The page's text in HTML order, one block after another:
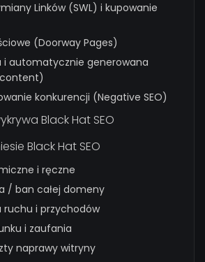
Linków (SWL) i kupowanie
(Doorway Pages)
i automatycznie generowana
konkurencji (Negative SEO)
Black Hat SEO
Black Hat SEO
i ręczne
/ ban całej domeny
ruchu i przychodów
i zaufania
naprawy witryny